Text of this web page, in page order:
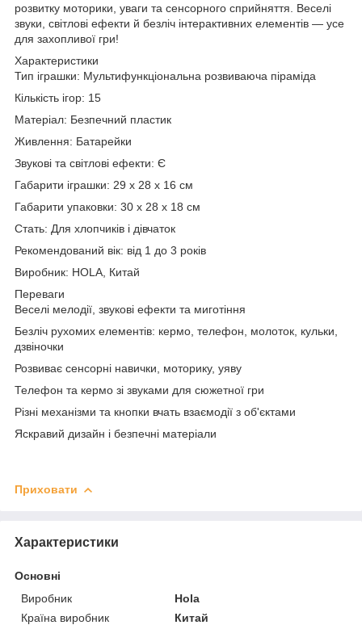
розвитку моторики, уваги та сенсорного сприйняття. Веселі
звуки, світлові ефекти й безліч інтерактивних елементів — усе
для захопливої гри!
Характеристики
Тип іграшки: Мультифункціональна розвиваюча піраміда
Кількість ігор: 15
Матеріал: Безпечний пластик
Живлення: Батарейки
Звукові та світлові ефекти: Є
Габарити іграшки: 29 х 28 х 16 см
Габарити упаковки: 30 х 28 х 18 см
Стать: Для хлопчиків і дівчаток
Рекомендований вік: від 1 до 3 років
Виробник: HOLA, Китай
Переваги
Веселі мелодії, звукові ефекти та миготіння
Безліч рухомих елементів: кермо, телефон, молоток, кульки,
дзвіночки
Розвиває сенсорні навички, моторику, уяву
Телефон та кермо зі звуками для сюжетної гри
Різні механізми та кнопки вчать взаємодії з об'єктами
Яскравий дизайн і безпечні матеріали
Приховати
Характеристики
Основні
Виробник
Hola
Країна виробник
Китай